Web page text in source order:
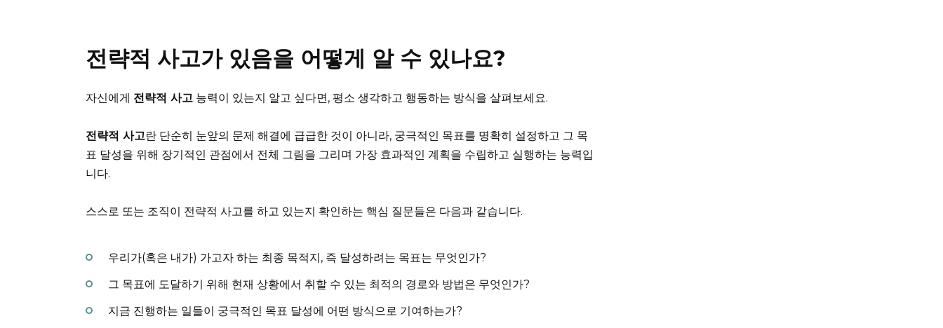
전략적 사고가 있음을 어떻게 알 수 있나요?
자신에게 전략적 사고 능력이 있는지 알고 싶다면, 평소 생각하고 행동하는 방식을 살펴보세요.
전략적 사고란 단순히 눈앞의 문제 해결에 급급한 것이 아니라, 궁극적인 목표를 명확히 설정하고 그 목
표 달성을 위해 장기적인 관점에서 전체 그림을 그리며 가장 효과적인 계획을 수립하고 실행하는 능력입
니다.
스스로 또는 조직이 전략적 사고를 하고 있는지 확인하는 핵심 질문들은 다음과 같습니다.
우리가(혹은 내가) 가고자 하는 최종 목적지, 즉 달성하려는 목표는 무엇인가?
그 목표에 도달하기 위해 현재 상황에서 취할 수 있는 최적의 경로와 방법은 무엇인가?
지금 진행하는 일들이 궁극적인 목표 달성에 어떤 방식으로 기여하는가?